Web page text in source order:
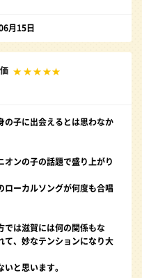
月15日
の子に出会えるとは思わなか
オンの子の話題で盛り上がり
ローカルソングが何度も合唱
では滋賀には何の関係もな
て、妙なテンションになり大
と思います。